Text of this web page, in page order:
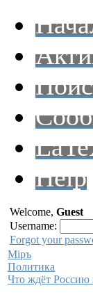
Help
Welcome, Guest
Username:
Forgot your
Мiръ
Политика
Что ждёт Россию